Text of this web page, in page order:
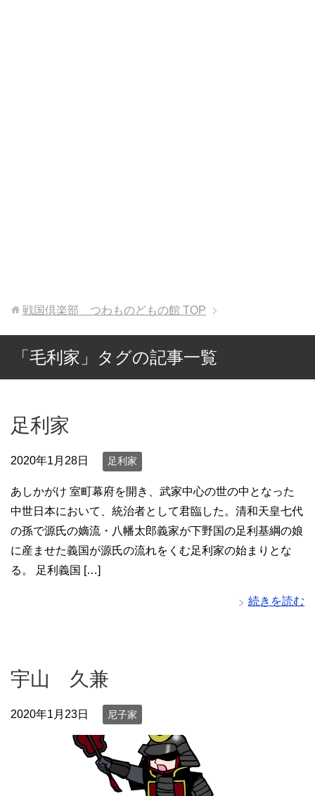
戦国倶楽部 つわものどもの館 TOP
「毛利家」タグの記事一覧
足利家
2020年1月28日 足利家
あしかがけ 室町幕府を開き、武家中心の世の中となった
中世日本において、統治者として君臨した。清和天皇七代
の孫で源氏の嫡流・八幡太郎義家が下野国の足利基綱の娘
に産ませた義国が源氏の流れをくむ足利家の始まりとな
る。 足利義国 […]
続きを読む
宇山 久兼
2020年1月23日 尼子家